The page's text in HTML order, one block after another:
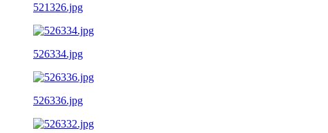
521326.jpg
526334.jpg
526336.jpg